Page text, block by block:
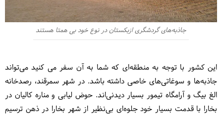
جاذبه‌های گردشگری ازبکستان در نوع خود بی همتا هستند
این کشور با توجه به منطقه‌ای که شما به آن سفر می کنید می‌تواند
جاذبه‌ها و سوغاتی‌های خاصی داشته باشد. در شهر سمرقند، رصدخانه
الغ بیگ و آرامگاه تیمور بسیار دیدنی‌اند. حوض لیابی و مناره کالیان در
بخارا با قدمت بسیار خود جلوه‌ای بی‌نظیر از شهر بخارا در ذهن ترسیم